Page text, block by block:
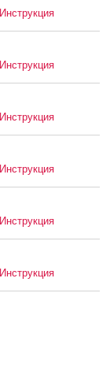
Инструкция
Инструкция
Инструкция
Инструкция
Инструкция
Инструкция